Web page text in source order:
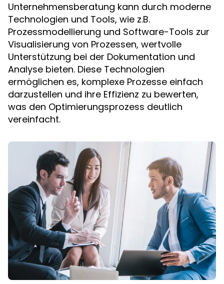
Unternehmensberatung kann durch moderne
Technologien und Tools, wie z.B.
Prozessmodellierung und Software-Tools zur
Visualisierung von Prozessen, wertvolle
Unterstützung bei der Dokumentation und
Analyse bieten. Diese Technologien
ermöglichen es, komplexe Prozesse einfach
darzustellen und ihre Effizienz zu bewerten,
was den Optimierungsprozess deutlich
vereinfacht.